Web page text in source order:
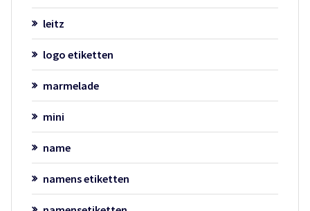
leitz
logo etiketten
marmelade
mini
name
namens etiketten